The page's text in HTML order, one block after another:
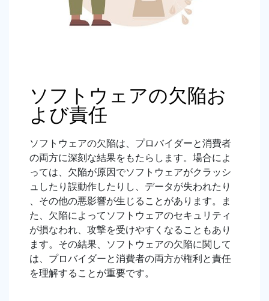
ソフトウェアの欠陥お
よび責任
ソフトウェアの欠陥は、プロバイダーと消費者
の両方に深刻な結果をもたらします。場合によ
っては、欠陥が原因でソフトウェアがクラッシ
ュしたり誤動作したりし、データが失われたり
、その他の悪影響が生じることがあります。ま
た、欠陥によってソフトウェアのセキュリティ
が損なわれ、攻撃を受けやすくなることもあり
ます。その結果、ソフトウェアの欠陥に関して
は、プロバイダーと消費者の両方が権利と責任
を理解することが重要です。